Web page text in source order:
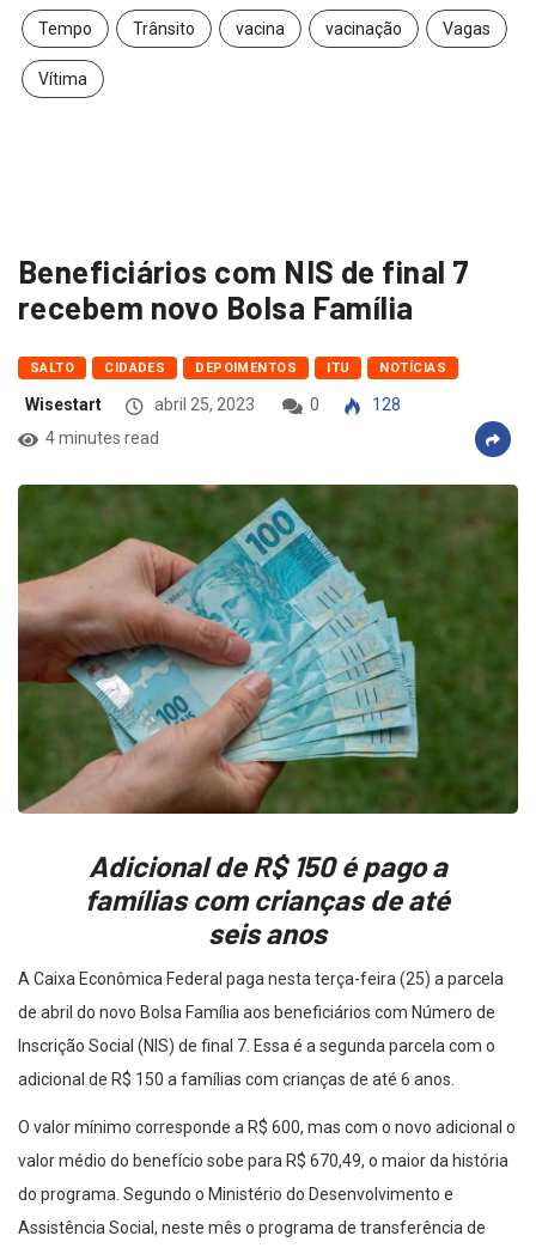
Tempo Trânsito vacina vacinação Vagas
Vítima
Beneficiários com NIS de final 7
recebem novo Bolsa Família
SALTO CIDADES DEPOIMENTOS ITU NOTÍCIAS
Wisestart abril 25, 2023 0
128
4 minutes read
Adicional de R$ 150 é pago a
famílias com crianças de até
seis anos
A Caixa Econômica Federal paga nesta terça-feira (25) a parcela
de abril do novo Bolsa Família aos beneficiários com Número de
Inscrição Social (NIS) de final 7. Essa é a segunda parcela com o
adicional de R$ 150 a famílias com crianças de até 6 anos.
O valor mínimo corresponde a R$ 600, mas com o novo adicional o
valor médio do benefício sobe para R$ 670,49, o maior da história
do programa. Segundo o Ministério do Desenvolvimento e
Assistência Social, neste mês o programa de transferência de